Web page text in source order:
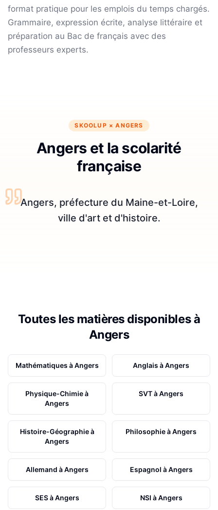
format pratique pour les emplois du temps chargés.
Grammaire, expression écrite, analyse littéraire et
préparation au Bac de français avec des
professeurs experts.
SKOOLUP ×ANGERS
Angers et la scolarité
française
Angers, préfecture du Maine-et-Loire,
ville d'art et d'histoire.
Toutes les matières disponibles à
Angers
Mathématiques àAngers Anglais àAngers
Physique-Chimieà
Angers
SVTàAngers
Histoire-Géographieà
Angers
PhilosophieàAngers
Allemand àAngers Espagnol àAngers
SESàAngers NSI àAngers